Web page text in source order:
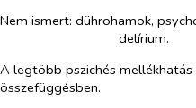
Nem ismert: dührohamok,
delírium.
A legtöbb pszichés
összefüggésben.